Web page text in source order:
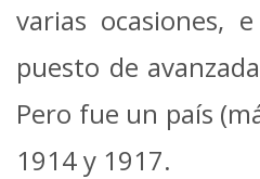
varias ocasiones,
puesto de
Pero fue un país
1914 y 1917.